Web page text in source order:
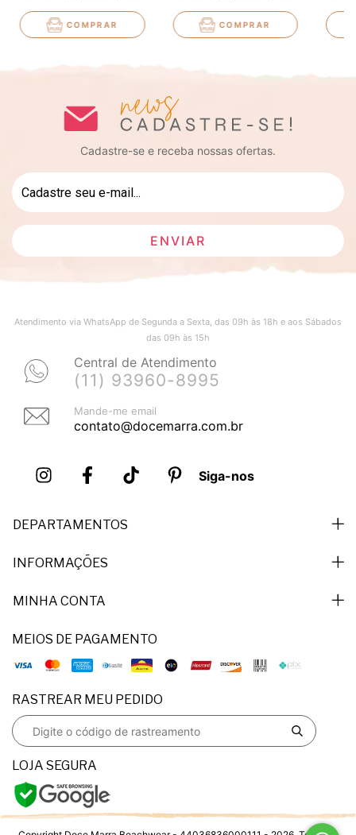
COMPRAR COMPRAR
Cadastre-se e receba nossas ofertas.
Atendimento via WhatsApp de Segunda a Sexta, das 09h às 18h e aos Sábados
das 09h às 15h
Central de Atendimento
(11) 93960-8995
Mande-me email
contato@docemarra.com.br
Siga-nos
DEPARTAMENTOS
INFORMAÇÕES
MINHA CONTA
MEIOS DE PAGAMENTO
RASTREAR MEU PEDIDO
LOJA SEGURA